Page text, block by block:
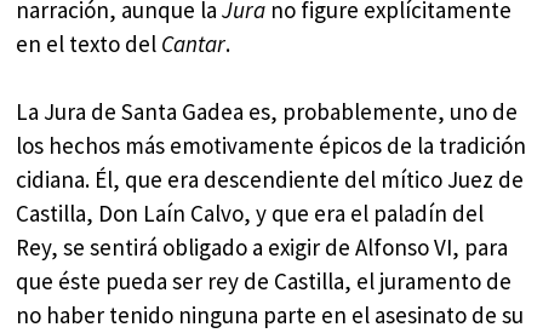
narración, aunque laJura no figure explícitamente
en el texto del Cantar.
La Jura de Santa Gadea es, probablemente, uno de
los hechos más emotivamente épicos de la tradición
cidiana. Él, que era descendiente del mítico Juez de
Castilla, Don Laín Calvo, y que era el paladín del
Rey, se sentirá obligado a exigir de Alfonso VI, para
que éste pueda ser rey de Castilla, el juramento de
no haber tenido ninguna parte en el asesinato de su